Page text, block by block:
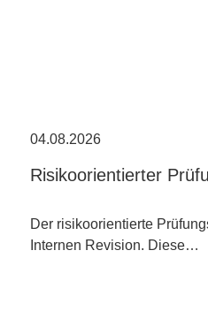
04.08.2026
Risikoorientierter
Der risikoorientierte
Internen Revision. Diese…